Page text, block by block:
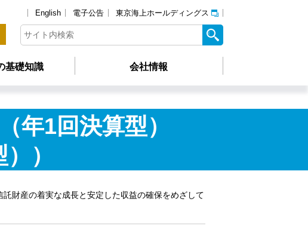
English 電子公告 東京海上ホールディングス
基礎知識 会社情報
年1回決算型）
）
財産の着実な成長と安定した収益の確保をめざして